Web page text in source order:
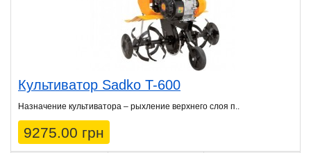
Культиватор Sadko T-600
Назначение культиватора – рыхление верхнего слоя п..
9275.00 грн